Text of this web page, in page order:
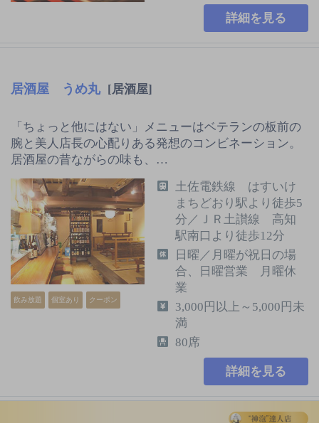
詳細を見る
居酒屋 うめ丸 [居酒屋]
「ちょっと他にはない」メニューはベテランの板前の
腕と美人店長の心配りある発想のコンビネーション。
居酒屋の昔ながらの味も、…
飲み放題 個室あり クーポン
土佐電鉄線 はすいけ
まちどおり駅より徒歩5
分／ＪＲ土讃線 高知
駅南口より徒歩12分
日曜／月曜が祝日の場
合、日曜営業 月曜休
業
3,000円以上～5,000円未
満
80席
詳細を見る